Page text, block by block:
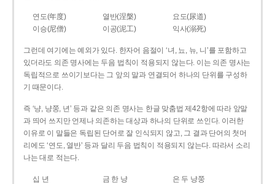
연도(年度) 열반(涅槃)
요도(尿道)
이승(尼僧)
이공(泥工) 익사(溺死)
그런데 여기에는 예외가 있다. 한자어 음절이 ‘녀, 뇨, 뉴, 니’를 포함하고
있더라도 의존 명사에는 두음 법칙이 적용되지 않는다. 이는 의존 명사는
독립적으로 쓰이기보다는 그 앞의 말과 연결되어 하나의 단위를 구성하
기 때문이다.
즉 ‘냥, 냥쭝, 년’ 등과 같은 의존 명사는 한글 맞춤법 제42항에 따라 앞말
과 띄어 쓰지만 언제나 의존하는 대상과 하나의 단위로 쓰인다. 이러한
이유로 이 말들은 독립된 단어로 잘 인식되지 않고, 그 결과 단어의 첫머
리에도 ‘연도, 열반’ 등과 달리 두음 법칙이 적용되지 않는다. 따라서 소리
나는 대로 적는다.
십 년 금 한 냥 은 두 냥쭝